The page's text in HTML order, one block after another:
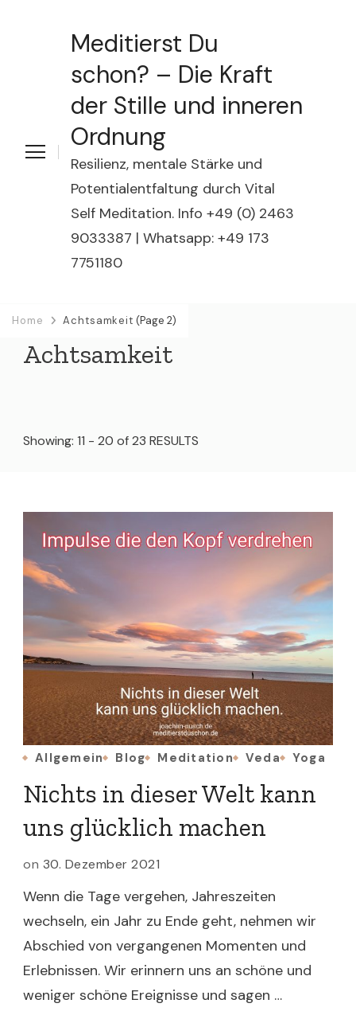
Meditierst Du
schon? – Die Kraft
der Stille und inneren
Ordnung
Resilienz, mentale Stärke und
Potentialentfaltung durch Vital
Self Meditation. Info +49 (0) 2463
9033387 | Whatsapp: +49 173
7751180
Home Achtsamkeit (Page 2)
Achtsamkeit
Showing: 11 - 20 of 23 RESULTS
Allgemein Blog Meditation Veda Yoga
Nichts in dieser Welt kann
uns glücklich machen
on 30. Dezember 2021
Wenn die Tage vergehen, Jahreszeiten
wechseln, ein Jahr zu Ende geht, nehmen wir
Abschied von vergangenen Momenten und
Erlebnissen. Wir erinnern uns an schöne und
weniger schöne Ereignisse und sagen …